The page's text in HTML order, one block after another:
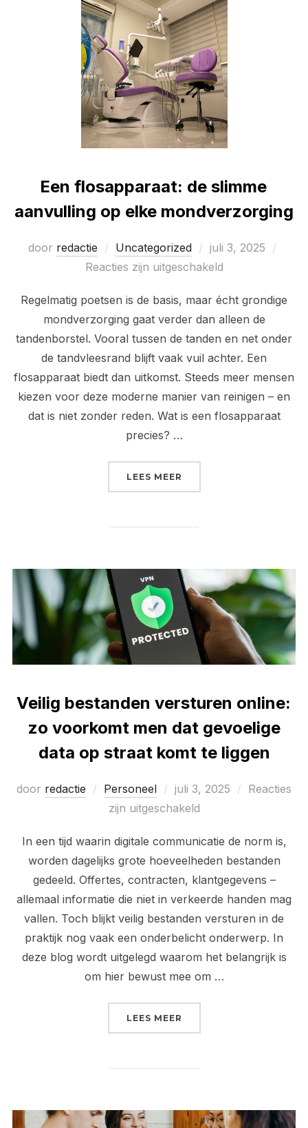
Een flosapparaat: de slimme
aanvulling op elke mondverzorging
door redactie Uncategorized
Geplaatst
op
juli 3, 2025
Reacties zijn uitgeschakeld
Regelmatig poetsen is de basis, maar écht grondige
mondverzorging gaat verder dan alleen de
tandenborstel. Vooral tussen de tanden en net onder
de tandvleesrand blijft vaak vuil achter. Een
flosapparaat biedt dan uitkomst. Steeds meer mensen
kiezen voor deze moderne manier van reinigen – en
dat is niet zonder reden. Wat is een flosapparaat
precies? …
LEES MEER
Veilig bestanden versturen online:
zo voorkomt men dat gevoelige
data op straat komt te liggen
door redactie Personeel
Geplaatst
op
juli 3, 2025
Reacties
zijn uitgeschakeld
In een tijd waarin digitale communicatie de norm is,
worden dagelijks grote hoeveelheden bestanden
gedeeld. Offertes, contracten, klantgegevens –
allemaal informatie die niet in verkeerde handen mag
vallen. Toch blijkt veilig bestanden versturen in de
praktijk nog vaak een onderbelicht onderwerp. In
deze blog wordt uitgelegd waarom het belangrijk is
om hier bewust mee om …
LEES MEER